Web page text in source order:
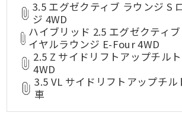
3.5 エグゼクティブ ラウンジ S
ジ 4WD
ハイブリッド 2.5 エグゼクティ
イヤルラウンジ E-Four 4WD
2.5 Z サイドリフトアップチル
4WD
3.5 VL サイドリフトアップチル
車